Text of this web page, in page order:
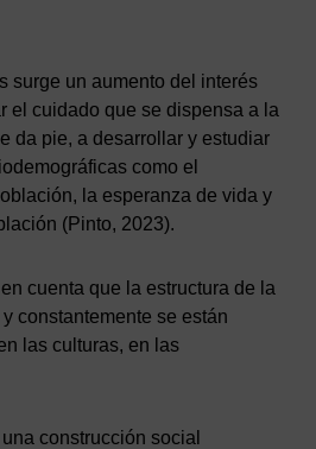
surge un aumento del interés
el cuidado que se dispensa a la
da pie, a desarrollar y estudiar
como el
la esperanza de vida y
(Pinto, 2023).
cuenta que la estructura de la
constantemente se están
las culturas, en las
construcción social